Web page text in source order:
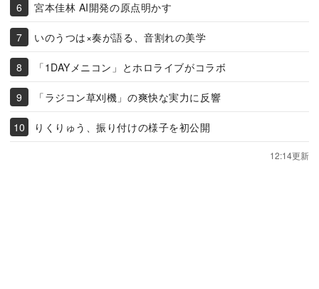
宮本佳林 AI開発の原点明かす
いのうつは×奏が語る、音割れの美学
「1DAYメニコン」とホロライブがコラボ
「ラジコン草刈機」の爽快な実力に反響
りくりゅう、振り付けの様子を初公開
12:14更新